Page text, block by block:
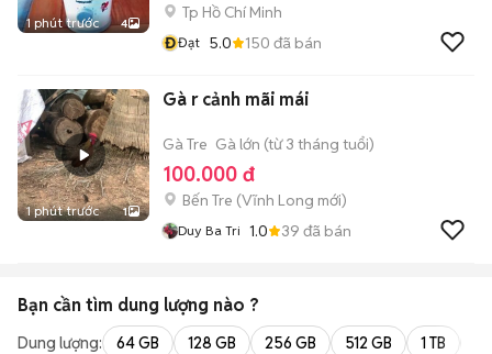
1 phút trước 4
Tp Hồ Chí Minh
ĐĐạt 5.0 150 đã bán
1 phút trước 1
Gà r cảnh mãi mái
Gà Tre Gà lớn (từ 3 tháng tuổi)
100.000 đ
Bến Tre (Vĩnh Long mới)
Duy Ba Tri 1.0 39 đã bán
Bạn cần tìm dung lượng nào ?
Dung lượng: 64 GB 128 GB 256 GB 512 GB 1 TB